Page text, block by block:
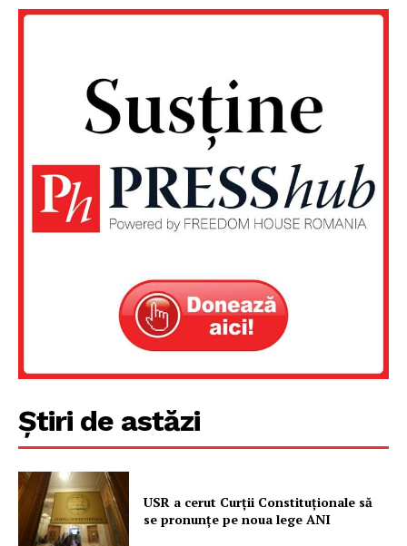
Știri de astăzi
USR a cerut Curții Constituționale să
se pronunțe pe noua lege ANI